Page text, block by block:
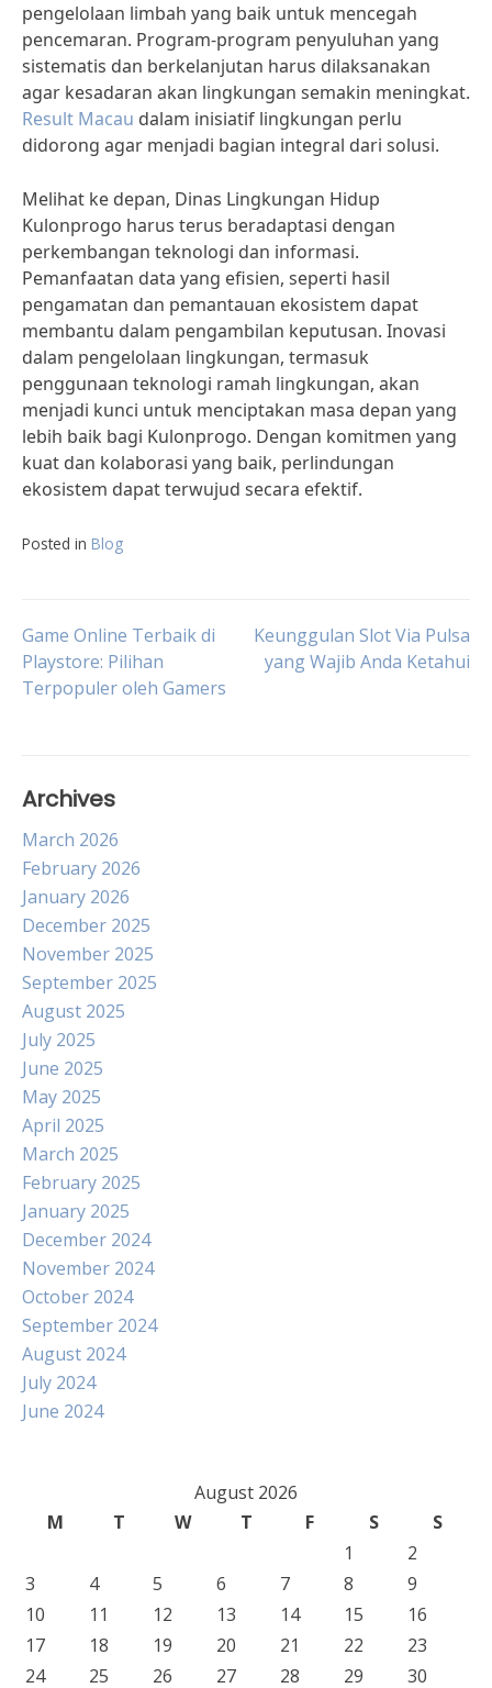
pengelolaan limbah yang baik untuk mencegah
pencemaran. Program-program penyuluhan yang
sistematis dan berkelanjutan harus dilaksanakan
agar kesadaran akan lingkungan semakin meningkat.
Result Macau dalam inisiatif lingkungan perlu
didorong agar menjadi bagian integral dari solusi.
Melihat ke depan, Dinas Lingkungan Hidup
Kulonprogo harus terus beradaptasi dengan
perkembangan teknologi dan informasi.
Pemanfaatan data yang efisien, seperti hasil
pengamatan dan pemantauan ekosistem dapat
membantu dalam pengambilan keputusan. Inovasi
dalam pengelolaan lingkungan, termasuk
penggunaan teknologi ramah lingkungan, akan
menjadi kunci untuk menciptakan masa depan yang
lebih baik bagi Kulonprogo. Dengan komitmen yang
kuat dan kolaborasi yang baik, perlindungan
ekosistem dapat terwujud secara efektif.
Posted in Blog
Post
navigation
Game Online Terbaik di
Playstore: Pilihan
Terpopuler oleh Gamers
Keunggulan Slot Via Pulsa
yang Wajib Anda Ketahui
Archives
March 2026
February 2026
January 2026
December 2025
November 2025
September 2025
August 2025
July 2025
June 2025
May 2025
April 2025
March 2025
February 2025
January 2025
December 2024
November 2024
October 2024
September 2024
August 2024
July 2024
June 2024
August 2026
M
T W T F S
S
1
2
3
4 5 6 7 8
9
10
11 12 13 14 15
16
17
18 19 20 21 22
23
24
25 26 27 28 29 30